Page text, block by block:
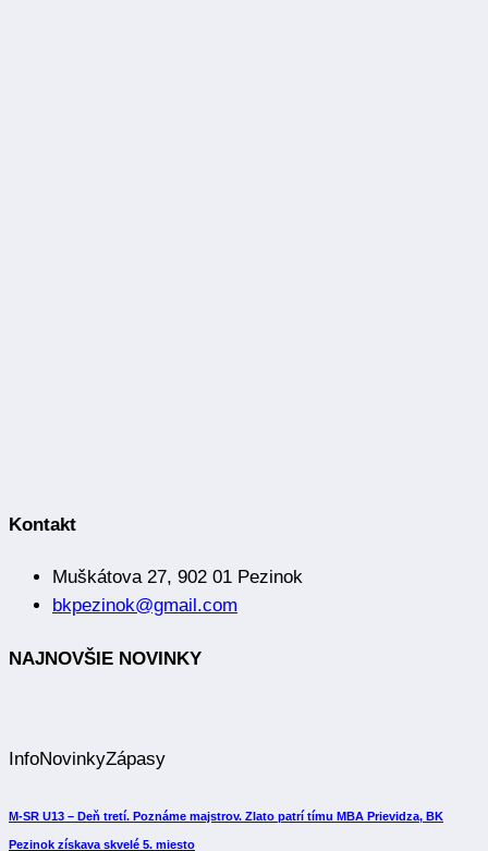
Kontakt
Muškátova 27, 902 01 Pezinok
bkpezinok@gmail.com
NAJNOVŠIE NOVINKY
InfoNovinkyZápasy
M-SR U13 – Deň tretí. Poznáme majstrov. Zlato patrí tímu MBA Prievidza, BK
Pezinok získava skvelé 5. miesto